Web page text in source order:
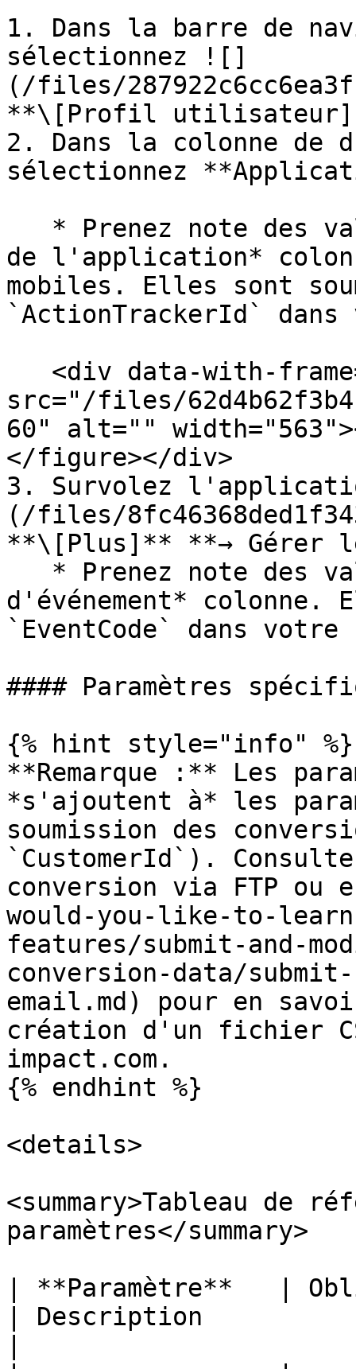
1. Dans la barre de
sélectionnez ![]
(/files/
**\[Profil utilisateur]
2. Dans la colonne
sélectionnez
de l'application*
mobiles. Elles sont
`ActionTrackerId`
src="/files/
60" alt=""
</figure></div>
3. Survolez
(/files/
**\[Plus]** **→ Gérer
d'événement* colonne.
`EventCode` dans
#### Paramètres
{% hint style="info" %}
**Remarque :** Les
*s'ajoutent à* les
soumission des
`CustomerId`).
conversion via FTP
would-you-like-to-
features/submit-and-
conversion-data/
email.md) pour en
création d'un fichier
impact.com.
{% endhint %}
<details>
<summary>Tableau de
paramètres</summary>
| **Paramètre**   |
| Description